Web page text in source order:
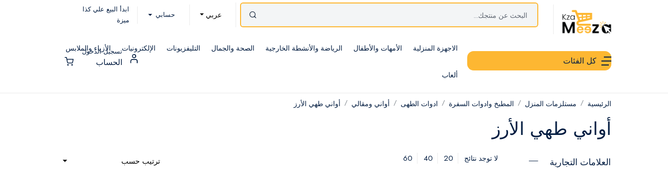
عربي حسابي
ابدأ البيع علي كذا
ميزة
كل الفئات
الاجهزة المنزلية الأمهات والأطفال الرياضة والأنشطة الخارجية الصحة والجمال التليفزيونات الإلكترونيات الأزياء والملابس
ألعاب
تسجيل الدخول
الحساب
الرئيسية مستلزمات المنزل المطبخ وادوات السفرة ادوات الطهى أواني ومقالي أواني طهي الأرز
أواني طهي الأرز
العلامات التجارية لا توجد نتائج 20
40
60 ترتيب حسب